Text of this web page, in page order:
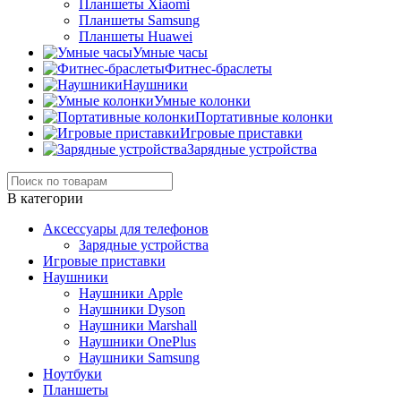
Планшеты Xiaomi
Планшеты Samsung
Планшеты Huawei
Умные часы
Фитнес-браслеты
Наушники
Умные колонки
Портативные колонки
Игровые приставки
Зарядные устройства
В категории
Аксессуары для телефонов
Зарядные устройства
Игровые приставки
Наушники
Наушники Apple
Наушники Dyson
Наушники Marshall
Наушники OnePlus
Наушники Samsung
Ноутбуки
Планшеты